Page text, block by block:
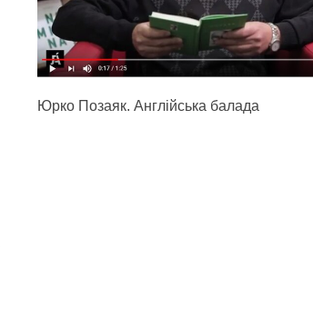
Юрко Позаяк. Англійська балада